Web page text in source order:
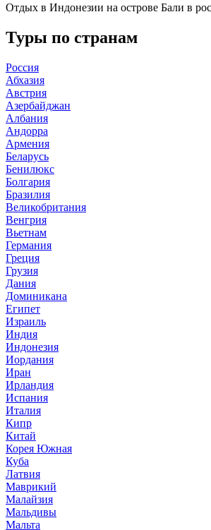
Отдых в Индонезии на острове Бали в
Туры по странам
Россия
Абхазия
Австрия
Азербайджан
Албания
Андорра
Армения
Беларусь
Бенилюкс
Болгария
Бразилия
Великобритания
Венгрия
Вьетнам
Германия
Греция
Грузия
Дания
Доминикана
Египет
Израиль
Индия
Индонезия
Иордания
Иран
Ирландия
Испания
Италия
Кипр
Китай
Корея Южная
Куба
Латвия
Маврикий
Малайзия
Мальдивы
Мальта